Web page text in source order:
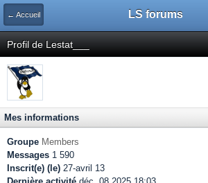
← Accueil LS forums
Profil de Lestat___
Mes informations
Groupe Members
Messages 1 590
Inscrit(e) (le) 27-avril 13